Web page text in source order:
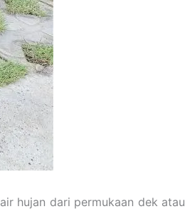
hujan dari permukaan dek atau